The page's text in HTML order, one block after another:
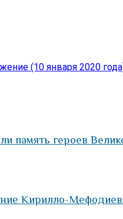
(10 января 2020
память героев
Кирилло-